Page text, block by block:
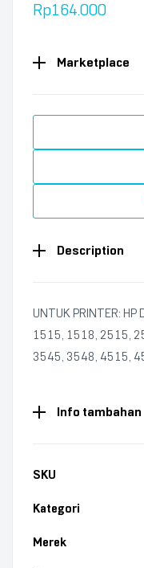
Rp164.000
Marketplace
Description
UNTUK PRINTER: HP
1515, 1518, 2515,
3545, 3548, 4515,
Info tambahan
SKU
Kategori
Merek